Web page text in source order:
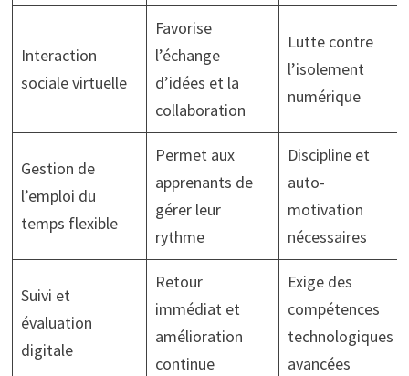
Interaction
sociale virtuelle
Favorise
l’échange
d’idées et la
collaboration
Lutte contre
l’isolement
numérique
Gestion de
l’emploi du
temps flexible
Permet aux
apprenants de
gérer leur
rythme
Discipline et
auto-
motivation
nécessaires
Suivi et
évaluation
digitale
Retour
immédiat et
amélioration
continue
Exige des
compétences
technologiques
avancées